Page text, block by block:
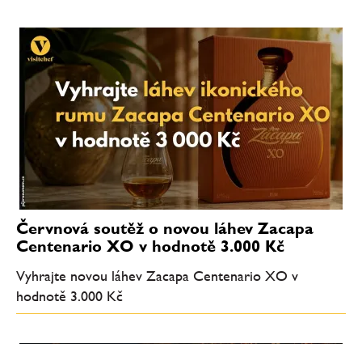
Červnová soutěž o novou láhev Zacapa
Centenario XO v hodnotě 3.000 Kč
Vyhrajte novou láhev Zacapa Centenario XO v
hodnotě 3.000 Kč